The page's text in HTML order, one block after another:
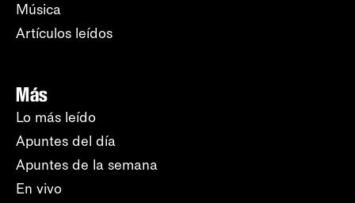
Música
Artículos leídos
Más
Lo más leído
Apuntes del día
Apuntes de la semana
En vivo